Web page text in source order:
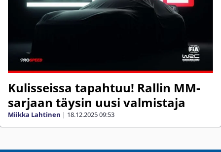
Kulisseissa tapahtuu! Rallin MM-
sarjaan täysin uusi valmistaja
Miikka Lahtinen | 18.12.202509:53